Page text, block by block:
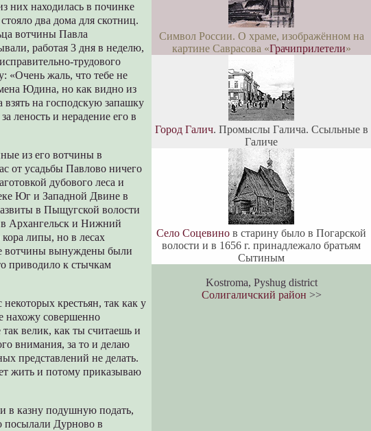
них находилась в починке
два дома для скотниц.
вотчины Павла
работая 3 дня в неделю,
трудового
«Очень жаль, что тебе не
Юдина, но как видно из
на господскую запашку
леность и нерадение его в
из его вотчины в
от усадьбы Павлово ничего
дубового леса и
Юг и Западной Двине в
в Пыщугской волости
Архангельск и Нижний
липы, но в лесах
вотчины вынуждены были
приводило к стычкам
крестьян, так как у
нахожу совершенно
велик, как ты считаешь и
внимания, за то и делаю
представлений не делать.
жить и потому приказываю
в казну подушную подать,
посылали Дурново в
Символ России. О храме, изображённом на
картине Саврасова «Грачиприлетели»
Город Галич. Промыслы Галича. Ссыльные в
Галиче
Село Соцевино в старину было в Погарской
волости и в 1656 г. принадлежало братьям
Сытиным
Kostroma, Pyshug district
Солигаличский район >>